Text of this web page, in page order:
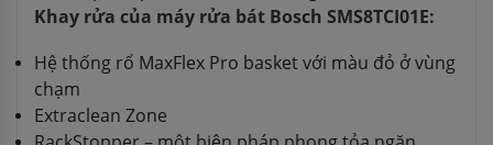
Khay rửa của máy rửa bát Bosch SMS8TCI01E:
Hệ thống rổ MaxFlex Pro basket với màu đỏ ở vùng
chạm
Extraclean Zone